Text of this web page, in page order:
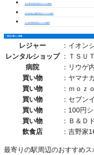
名古屋市西区周辺の１Ｋの物件
庄内緑地公園駅周辺の１Ｋの物件
上小田井駅周辺の１Ｋの物件
周辺の暮らし情報
レジャー ： イオン
レンタルショップ
： ＴＳＵ
病院
： リウゲ
買い物
： ヤマナ
買い物
： ｍｏｚ
買い物
： セブン
買い物
： 100円
買い物
： Ｂ＆Ｄ
飲食店
： 吉野家
最寄りの駅周辺のおすすめ